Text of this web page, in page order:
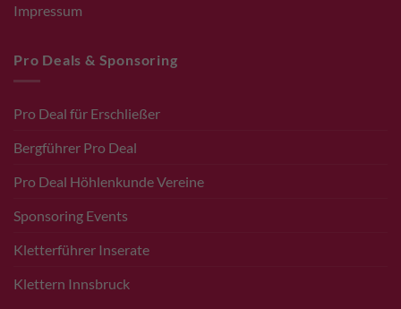
Impressum
Pro Deals & Sponsoring
Pro Deal für Erschließer
Bergführer Pro Deal
Pro Deal Höhlenkunde Vereine
Sponsoring Events
Kletterführer Inserate
Klettern Innsbruck